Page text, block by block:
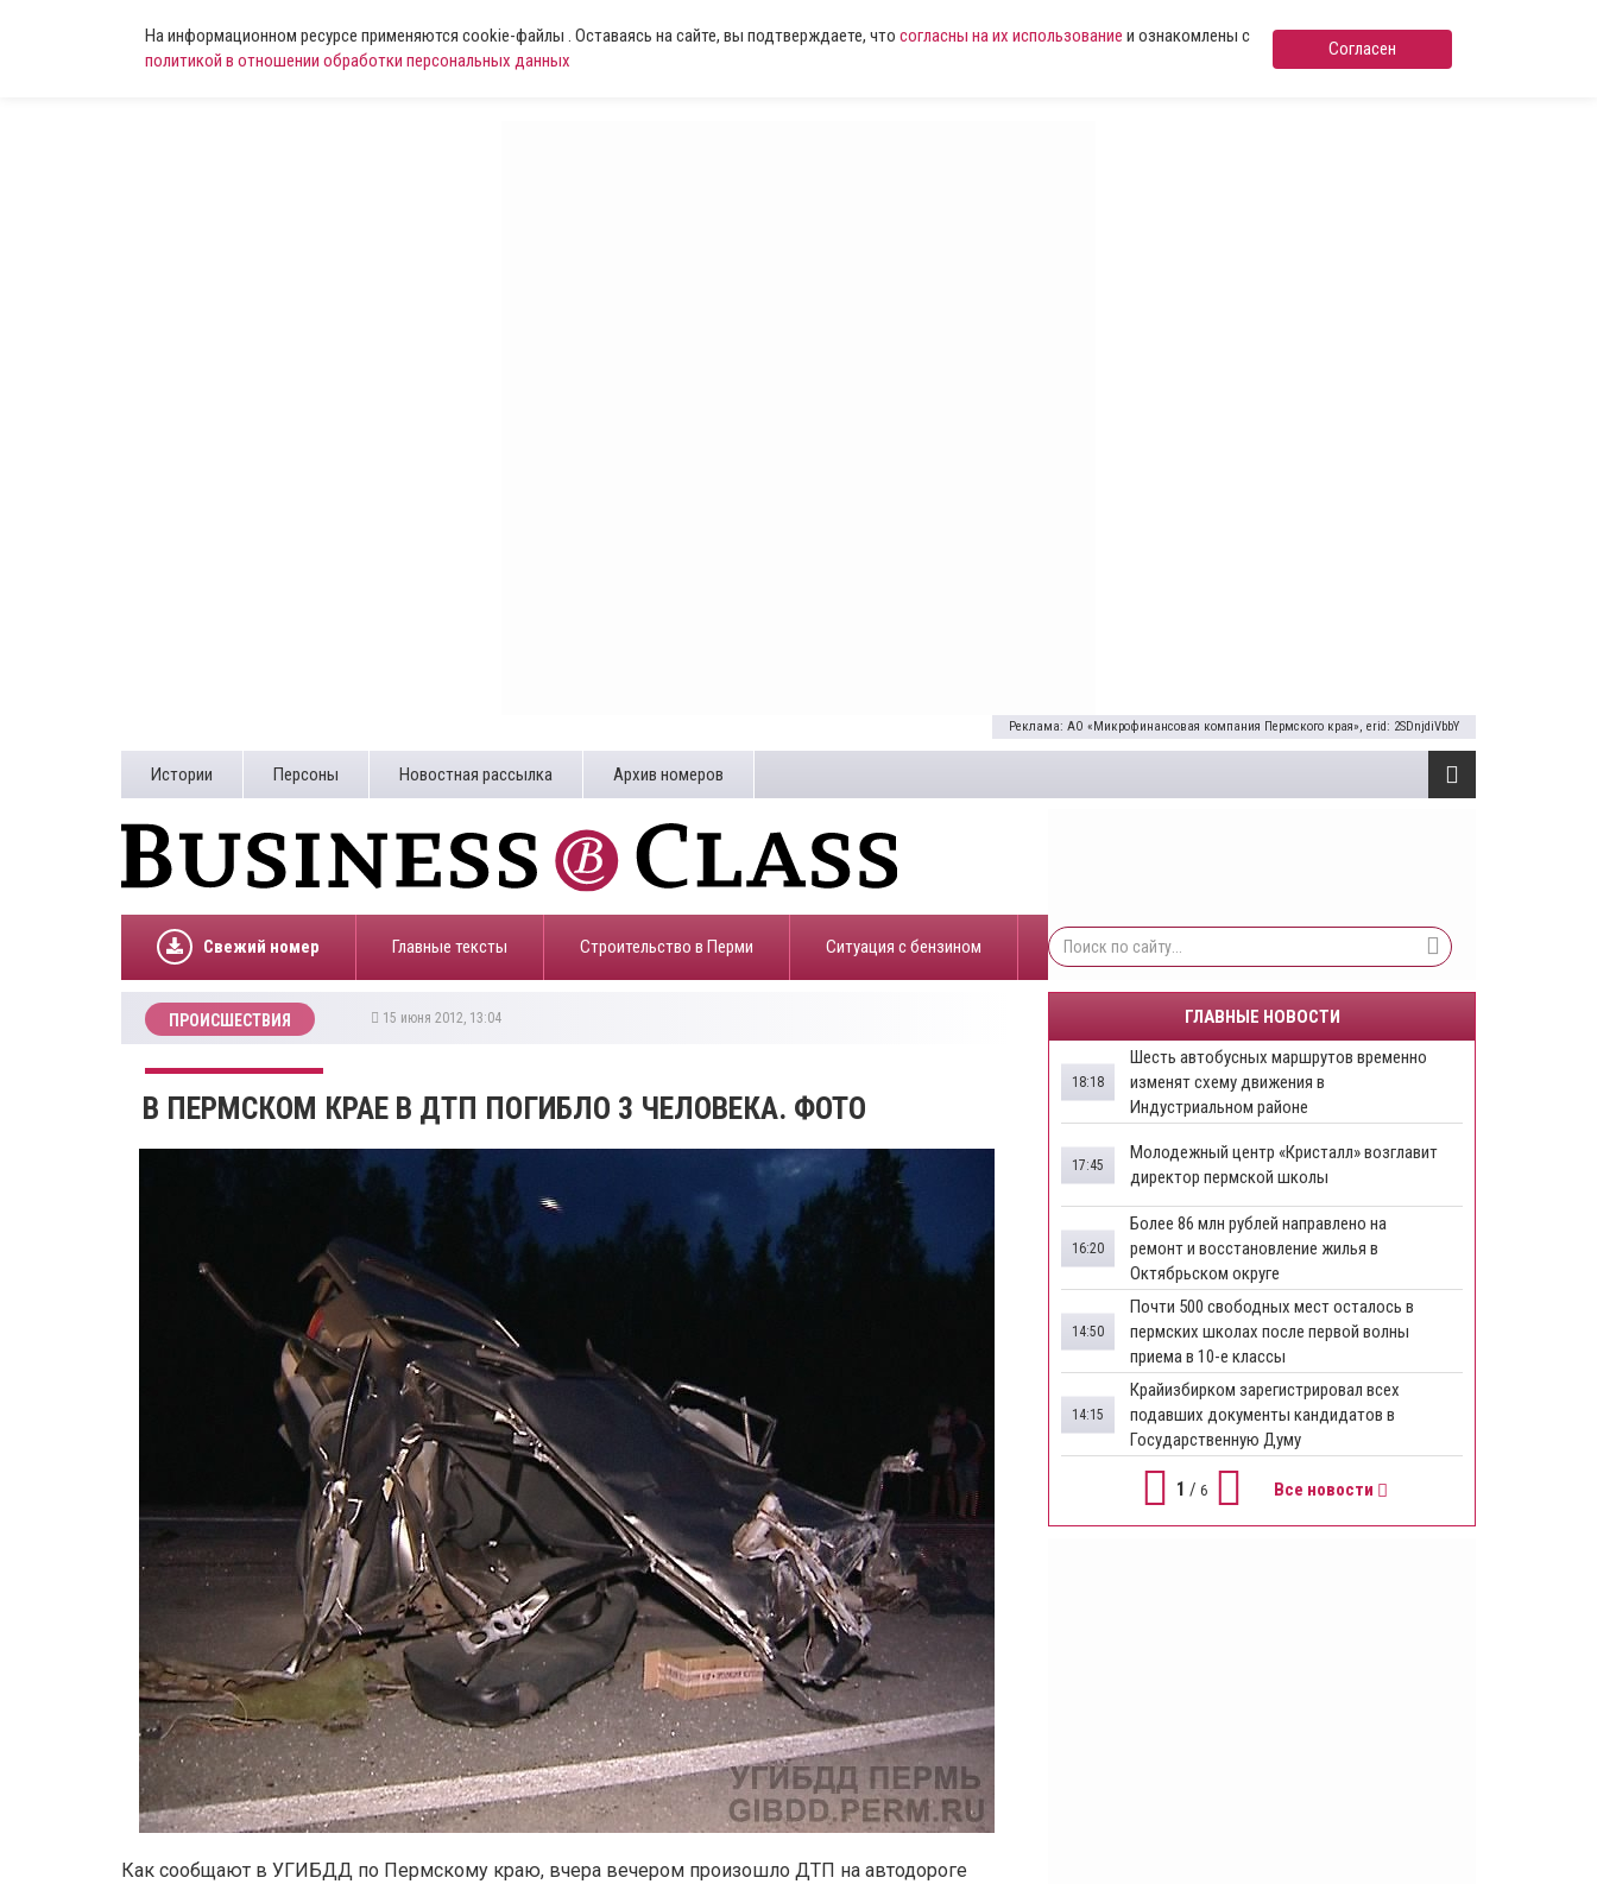
На информационном ресурсе применяются cookie-файлы . Оставаясь на сайте, вы подтверждаете, что согласны на их использование и ознакомлены с
политикой в отношении обработки персональных данных
Согласен
Реклама: АО «Микрофинансовая компания Пермского края», erid: 2SDnjdiVbbY
Истории Персоны Новостная рассылка Архив номеров
Свежий номер Главные тексты Строительство в Перми ​Ситуация с бензином
ПРОИСШЕСТВИЯ 15 июня 2012, 13:04
В ПЕРМСКОМ КРАЕ В ДТП ПОГИБЛО 3 ЧЕЛОВЕКА. ФОТО
Как сообщают в УГИБДД по Пермскому краю, вчера вечером произошло ДТП на автодороге
ГЛАВНЫЕ НОВОСТИ
Шесть автобусных маршрутов временно
изменят схему движения в
Индустриальном районе
18:18
Молодежный центр «Кристалл» возглавит
директор пермской школы
17:45
Более 86 млн рублей направлено на
ремонт и восстановление жилья в
Октябрьском округе
16:20
Почти 500 свободных мест осталось в
пермских школах после первой волны
приема в 10-е классы
14:50
Крайизбирком зарегистрировал всех
подавших документы кандидатов в
Государственную Думу
14:15
1 / 6 Все новости